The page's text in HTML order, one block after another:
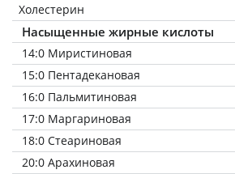
Холестерин
Насыщенные жирные кислоты
14:0 Миристиновая
15:0 Пентадекановая
16:0 Пальмитиновая
17:0 Маргариновая
18:0 Стеариновая
20:0 Арахиновая